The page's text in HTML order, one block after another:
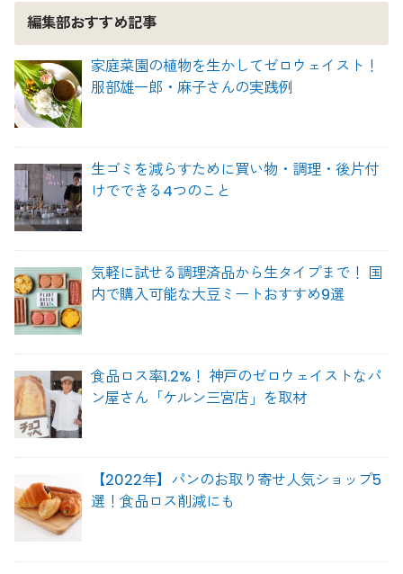
編集部おすすめ記事
家庭菜園の植物を生かしてゼロウェイスト！
服部雄一郎・麻子さんの実践例
生ゴミを減らすために買い物・調理・後片付
けでできる4つのこと
気軽に試せる調理済品から生タイプまで！ 国
内で購入可能な大豆ミートおすすめ9選
食品ロス率1.2%！ 神戸のゼロウェイストなパ
ン屋さん「ケルン三宮店」を取材
【2022年】パンのお取り寄せ人気ショップ5
選！食品ロス削減にも